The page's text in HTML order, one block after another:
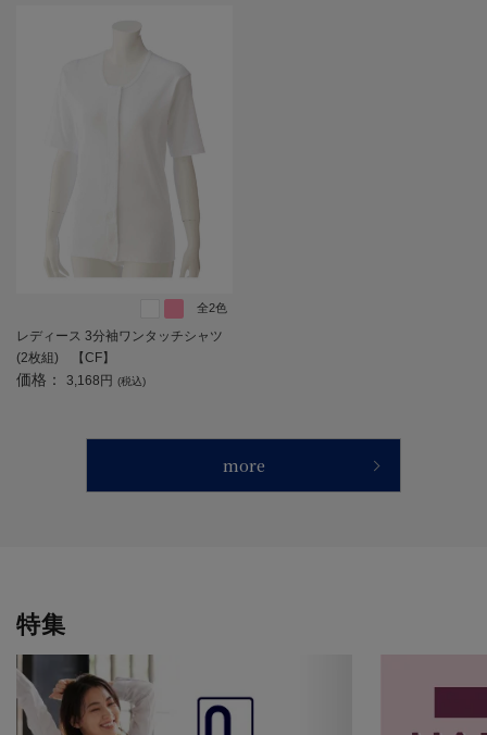
全2色
レディース 3分袖ワンタッチシャツ
(2枚組) 【CF】
価格： 3,168円 (税込)
more
特集